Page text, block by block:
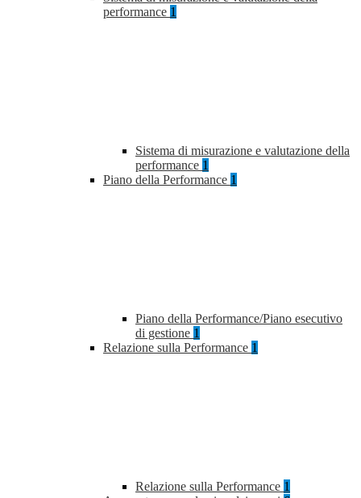
performance 1
Sistema di misurazione e valutazione della
performance 1
Piano della Performance 1
Piano della Performance/Piano esecutivo
di gestione 1
Relazione sulla Performance 1
Relazione sulla Performance 1